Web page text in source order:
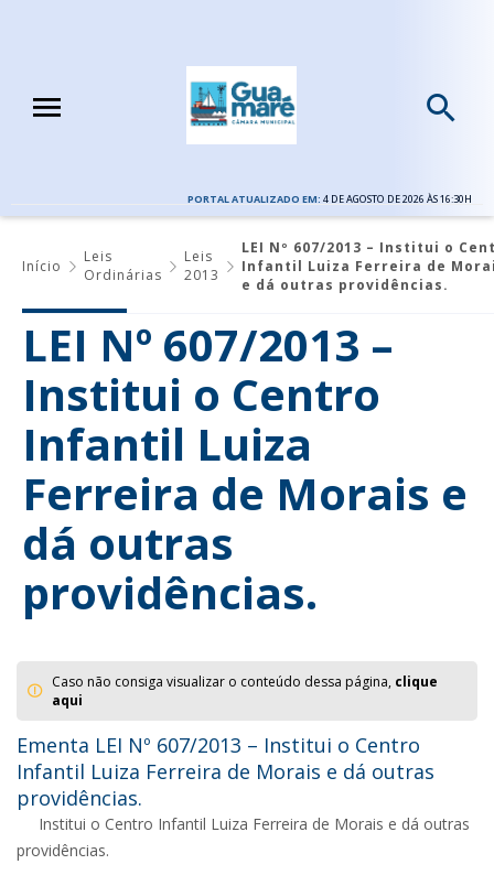
PORTAL ATUALIZADO EM: 4 DE AGOSTO DE 2026 ÀS 16:30H
Início
Leis
Ordinárias
Leis
2013
LEI Nº 607/2013 – Institui o
Infantil Luiza Ferreira de
e dá outras providências.
LEI Nº 607/2013 –
Institui o Centro
Infantil Luiza
Ferreira de Morais e
dá outras
providências.
Caso não consiga visualizar o conteúdo dessa página, clique
aqui
Ementa LEI Nº 607/2013 – Institui o Centro
Infantil Luiza Ferreira de Morais e dá outras
providências.
Institui o Centro Infantil Luiza Ferreira de Morais e dá outras
providências.